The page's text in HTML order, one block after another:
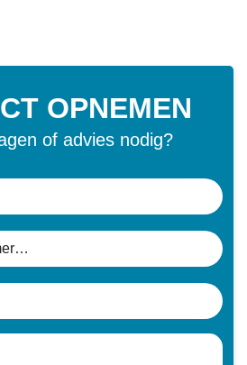
OPNEMEN
of advies nodig?